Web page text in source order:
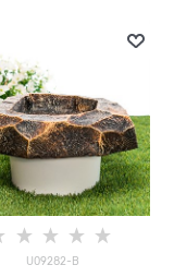
U09282-В